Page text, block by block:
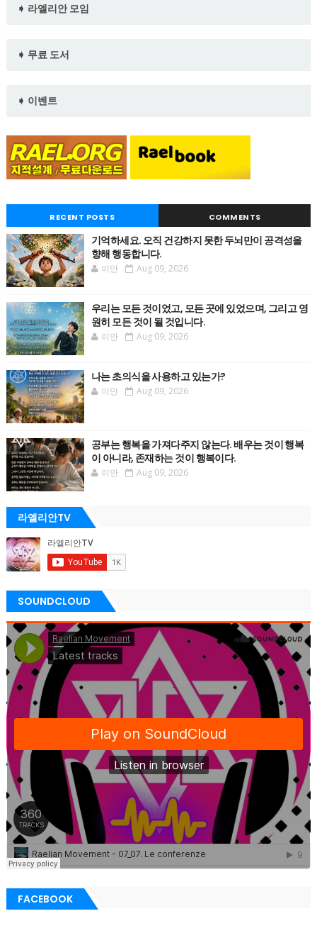
➧ 라엘리안 모임
➧ 무료 도서
➧ 이벤트
RECENT POSTS COMMENTS
기억하세요. 오직 건강하지 못한 두뇌만이 공격성을
향해 행동합니다.
이안 Aug 09, 2026
우리는 모든 것이었고, 모든 곳에 있었으며, 그리고 영
원히 모든 것이 될 것입니다.
이안 Aug 09, 2026
나는 초의식을 사용하고 있는가?
이안 Aug 09, 2026
공부는 행복을 가져다주지 않는다. 배우는 것이 행복
이 아니라, 존재하는 것이 행복이다.
이안 Aug 09, 2026
라엘리안TV
SOUNDCLOUD
FACEBOOK